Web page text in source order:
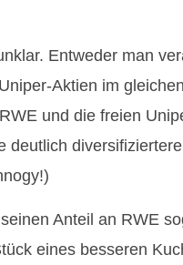
Entweder man
Aktien im
und die freien
deutlich
Anteil an RWE
eines besseren